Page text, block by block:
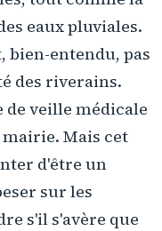
eaux pluviales.
bien-entendu, pas
des riverains.
de veille médicale
Mais cet
d'être un
sur les
s'il s'avère que